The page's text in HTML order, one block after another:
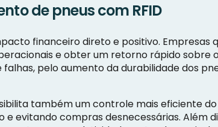
de pneus com RFID
financeiro direto e positivo. Empresas
e obter um retorno rápido sobre
pelo aumento da durabilidade dos
também um controle mais eficiente
evitando compras desnecessárias. Além